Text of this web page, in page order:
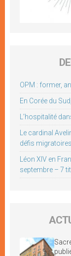
OPM : former,
En Corée du
L’hospitalité
Le cardinal
défis migratoires
Léon XIV en
septembre – 7